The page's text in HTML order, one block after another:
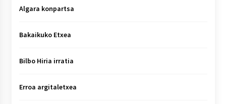
Algara konpartsa
Bakaikuko Etxea
Bilbo Hiria irratia
Erroa argitaletxea